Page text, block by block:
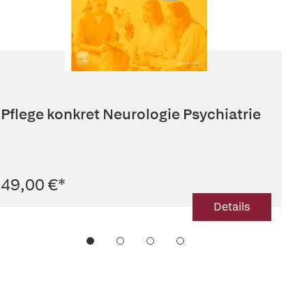
Pflege konkret Neurologie Psychiatrie
49,00 €*
Details